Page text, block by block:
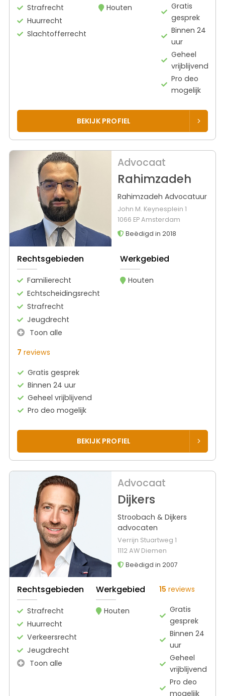
Strafrecht
Huurrecht
Slachtofferrecht
Houten
Gratis
gesprek
Binnen 24
uur
Geheel
vrijblijvend
Pro deo
mogelijk
BEKIJK PROFIEL
Advocaat
Rahimzadeh
Rahimzadeh Advocatuur
John M. Keynesplein 1
1066 EP Amsterdam
Beëdigd in 2018
Rechtsgebieden
Familierecht
Echtscheidingsrecht
Strafrecht
Jeugdrecht
Toon alle
Werkgebied
Houten
7 reviews
Gratis gesprek
Binnen 24 uur
Geheel vrijblijvend
Pro deo mogelijk
BEKIJK PROFIEL
Advocaat
Dijkers
Stroobach & Dijkers
advocaten
Verrijn Stuartweg 1
1112 AW Diemen
Beëdigd in 2007
Rechtsgebieden
Strafrecht
Huurrecht
Verkeersrecht
Jeugdrecht
Toon alle
Werkgebied
Houten
15 reviews
Gratis
gesprek
Binnen 24
uur
Geheel
vrijblijvend
Pro deo
mogelijk